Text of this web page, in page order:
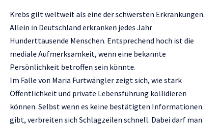
Krebs gilt weltweit als eine der schwersten Erkrankungen.
Allein in Deutschland erkranken jedes Jahr
Hunderttausende Menschen. Entsprechend hoch ist die
mediale Aufmerksamkeit, wenn eine bekannte
Persönlichkeit betroffen sein könnte.
Im Falle von Maria Furtwängler zeigt sich, wie stark
Öffentlichkeit und private Lebensführung kollidieren
können. Selbst wenn es keine bestätigten Informationen
gibt, verbreiten sich Schlagzeilen schnell. Dabei darf man